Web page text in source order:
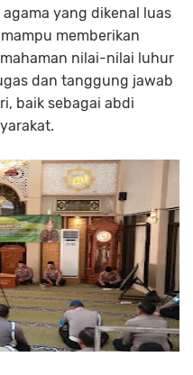
yang dikenal luas
memberikan
nilai-nilai luhur
dan tanggung jawab
baik sebagai abdi